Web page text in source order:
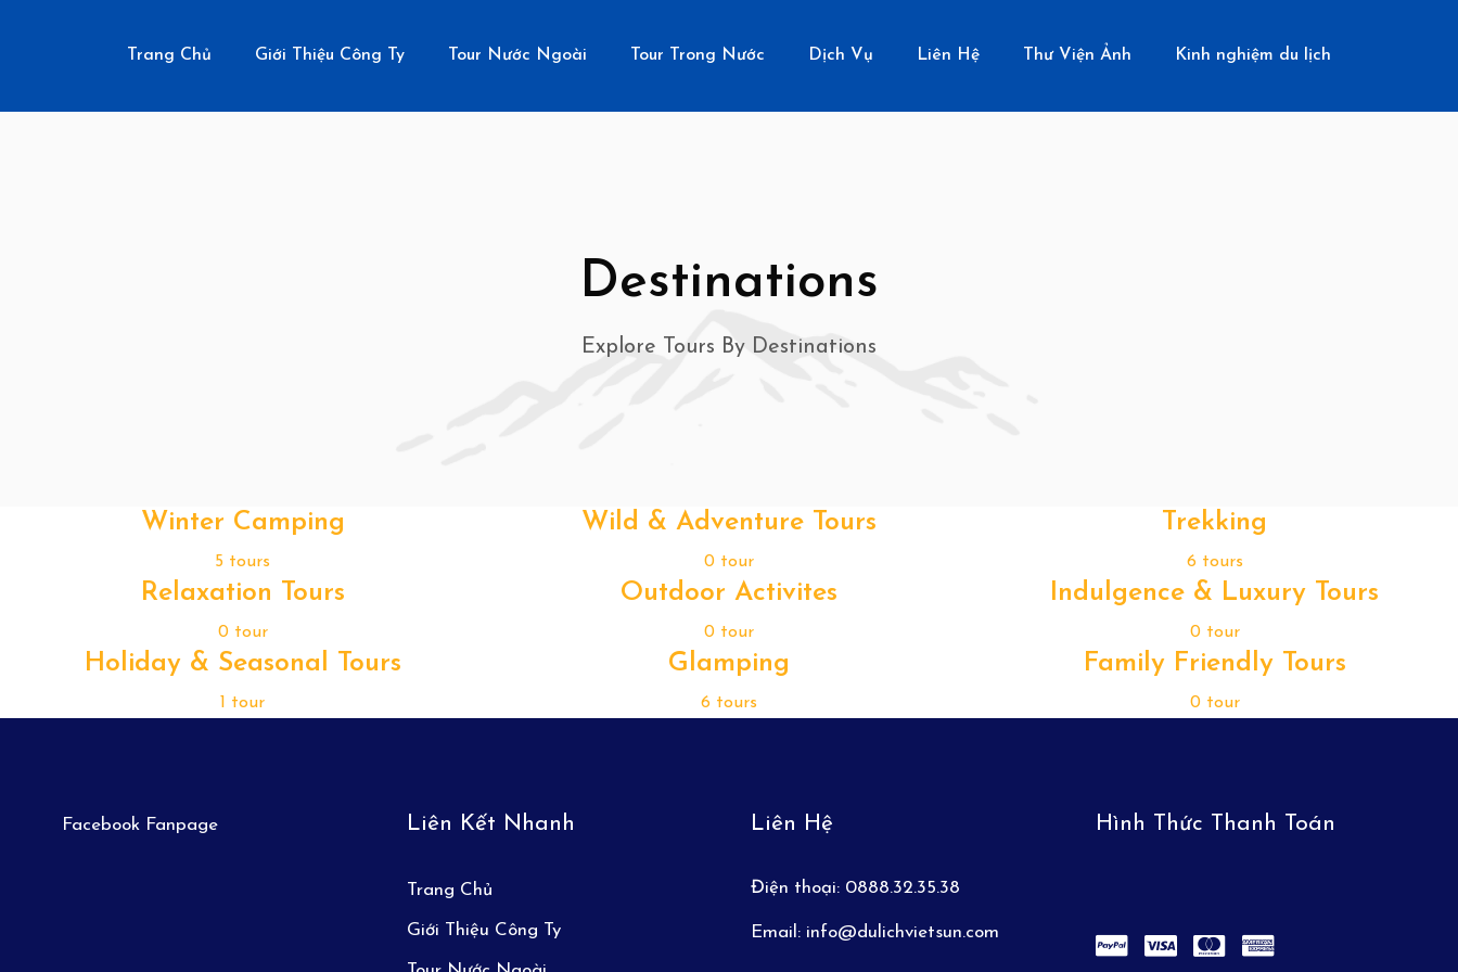
Trang Chủ Giới Thiệu Công Ty Tour Nước Ngoài Tour Trong Nước Dịch Vụ Liên Hệ Thư Viện Ảnh Kinh nghiệm du lịch
Destinations
Explore Tours By Destinations
Winter Camping
5 tours
Wild & Adventure Tours
0 tour
Trekking
6 tours
Relaxation Tours
0 tour
Outdoor Activites
0 tour
Indulgence & Luxury Tours
0 tour
Holiday & Seasonal Tours
1 tour
Glamping
6 tours
Family Friendly Tours
0 tour
Facebook Fanpage Liên Kết Nhanh
Trang Chủ
Giới Thiệu Công Ty
Liên Hệ
Điện thoại: 0888.32.35.38
Email: info@dulichvietsun.com
Hình Thức Thanh Toán